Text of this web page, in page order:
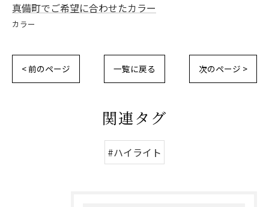
真備町でご希望に合わせたカラー
カラー
< 前のページ 一覧に戻る 次のページ >
関連タグ
#ハイライト